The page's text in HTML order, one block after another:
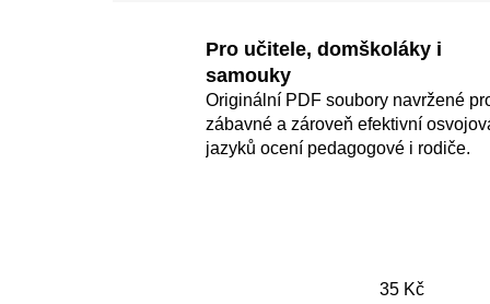
Pro učitele, domškoláky i
samouky
Originální PDF soubory navržené
zábavné a zároveň efektivní
jazyků ocení pedagogové i rodiče.
35 Kč